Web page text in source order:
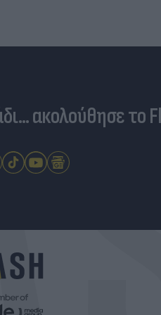
ακολούθησε το